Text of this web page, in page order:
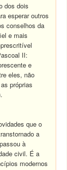
dos dois
esperar outros
conselhos da
e mais
II:
e
eles, não
próprias
que o
a
à
civil. É a
modernos